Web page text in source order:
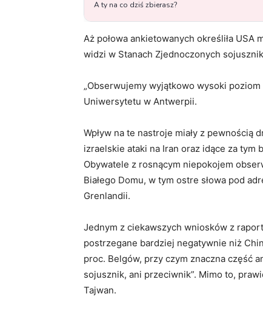
Aż połowa ankietowanych określiła USA
widzi w Stanach Zjednoczonych
„Obserwujemy wyjątkowo wysoki
Uniwersytetu w Antwerpii.
Wpływ na te nastroje miały z pewnością
izraelskie ataki na Iran oraz idące za
Obywatele z rosnącym niepokojem
Białego Domu, w tym ostre słowa pod
Grenlandii.
Jednym z ciekawszych wniosków z
postrzegane bardziej negatywnie niż
proc. Belgów, przy czym znaczna część
sojusznik, ani przeciwnik”. Mimo to,
Tajwan.